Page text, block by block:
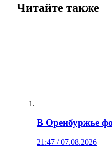
Читайте также
В Оренбуржье
21:47 / 07.08.2026